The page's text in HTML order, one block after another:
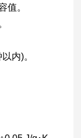
值。
内)。